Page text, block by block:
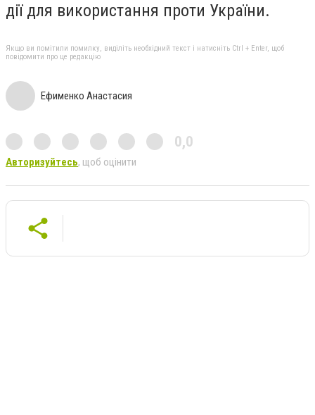
дії для використання проти України.
Якщо ви помітили помилку, виділіть необхідний текст і натисніть Ctrl + Enter, щоб
повідомити про це редакцію
Ефименко Анастасия
0,0
Авторизуйтесь, щоб оцінити